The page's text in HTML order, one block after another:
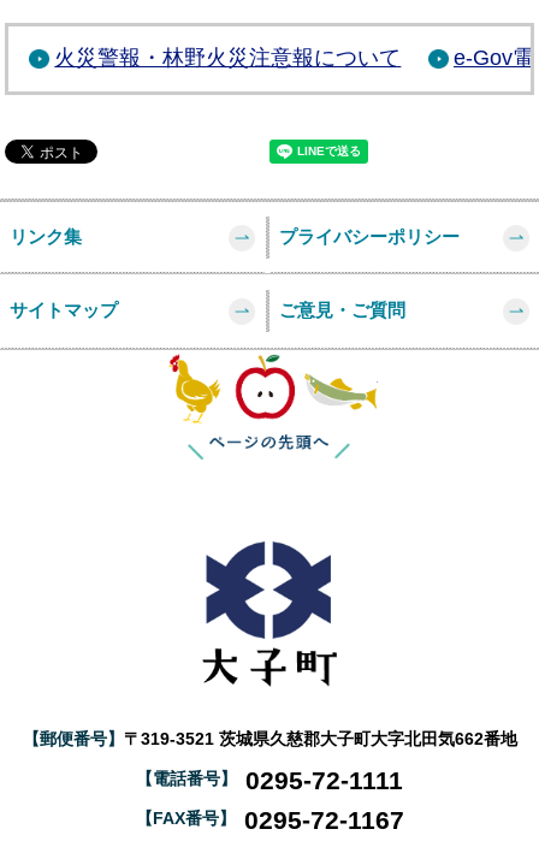
火災警報・林野火災注意報について e-Gov
リンク集 プライバシーポリシー
サイトマップ ご意見・ご質問
【郵便番号】 〒319-3521 茨城県久慈郡大子町大字北田気662番地
【電話番号】 0295-72-1111
【FAX番号】 0295-72-1167